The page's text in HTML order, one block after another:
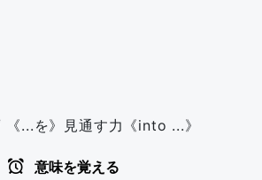
《...を》見通す力《into ...》
意味を覚える